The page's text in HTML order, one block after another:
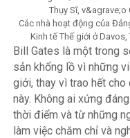
Các nhà hoạt động của
Kinh tế Thế giới ở
Bill Gates là một trong
sản khổng lồ vì những
giới, thay vì trao hết cho
này. Không ai xứng
thời điểm và từ những
làm việc chăm chỉ và